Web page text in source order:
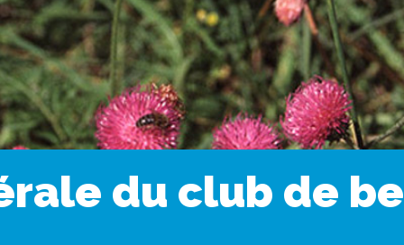
du club de